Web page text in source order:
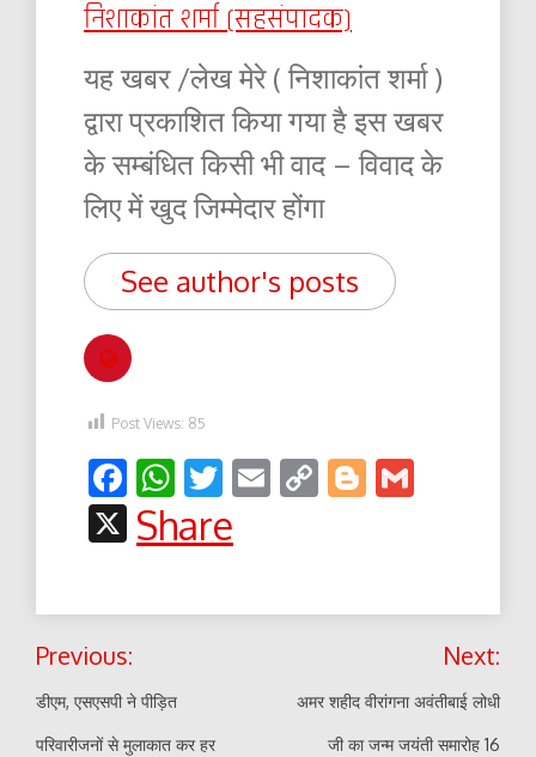
निशाकांत शर्मा (सहसंपादक)
यह खबर /लेख मेरे ( निशाकांत शर्मा )
द्वारा प्रकाशित किया गया है इस खबर
के सम्बंधित किसी भी वाद – विवाद के
लिए में खुद जिम्मेदार होंगा
See author's posts
Post Views: 85
Facebook
WhatsApp
Twitter
EmailCopyBlogger
X
Share
Post
navigation
Previous:
डीएम, एसएसपी ने पीड़ित
परिवारीजनों से मुलाकात कर हर
Next:
अमर शहीद वीरांगना अवंतीबाई लोधी
जी का जन्म जयंती समारोह 16